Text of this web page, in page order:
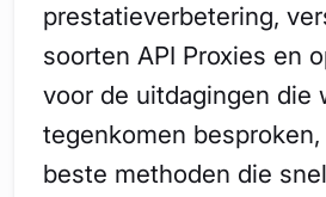
prestatieverbetering,
soorten API Proxies en
voor de uitdagingen die
tegenkomen
beste methoden die